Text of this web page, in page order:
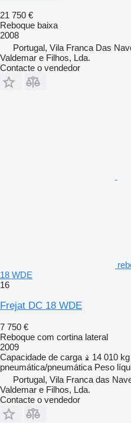
21 750 €
Reboque baixa
2008
Portugal, Vila Franca Das
Valdemar e Filhos, Lda.
Contacte o vendedor
18 WDE
16
Frejat DC 18 WDE
7 750 €
Reboque com cortina lateral
2009
Capacidade de carga
14 010 kg
pneumática/pneumática Peso
Portugal, Vila Franca das
Valdemar e Filhos, Lda.
Contacte o vendedor